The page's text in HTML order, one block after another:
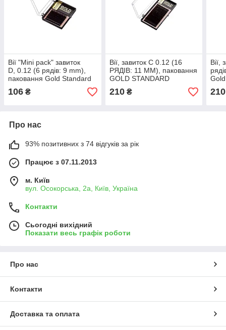
Вії "Mini pack" завиток
D, 0.12 (6 рядів: 9 mm),
паковання Gold Standard
106 ₴
Вії, завиток С 0.12 (16
РЯДІВ: 11 ММ), паковання
GOLD STANDARD
210₴
Вії,
210
Про нас
93% позитивних з 74 відгуків за рік
Працює з 07.11.2013
м. Київ
вул. Осокорська, 2а, Київ, Україна
Контакти
Сьогодні вихідний
Показати весь графік роботи
Про нас
Контакти
Доставка та оплата